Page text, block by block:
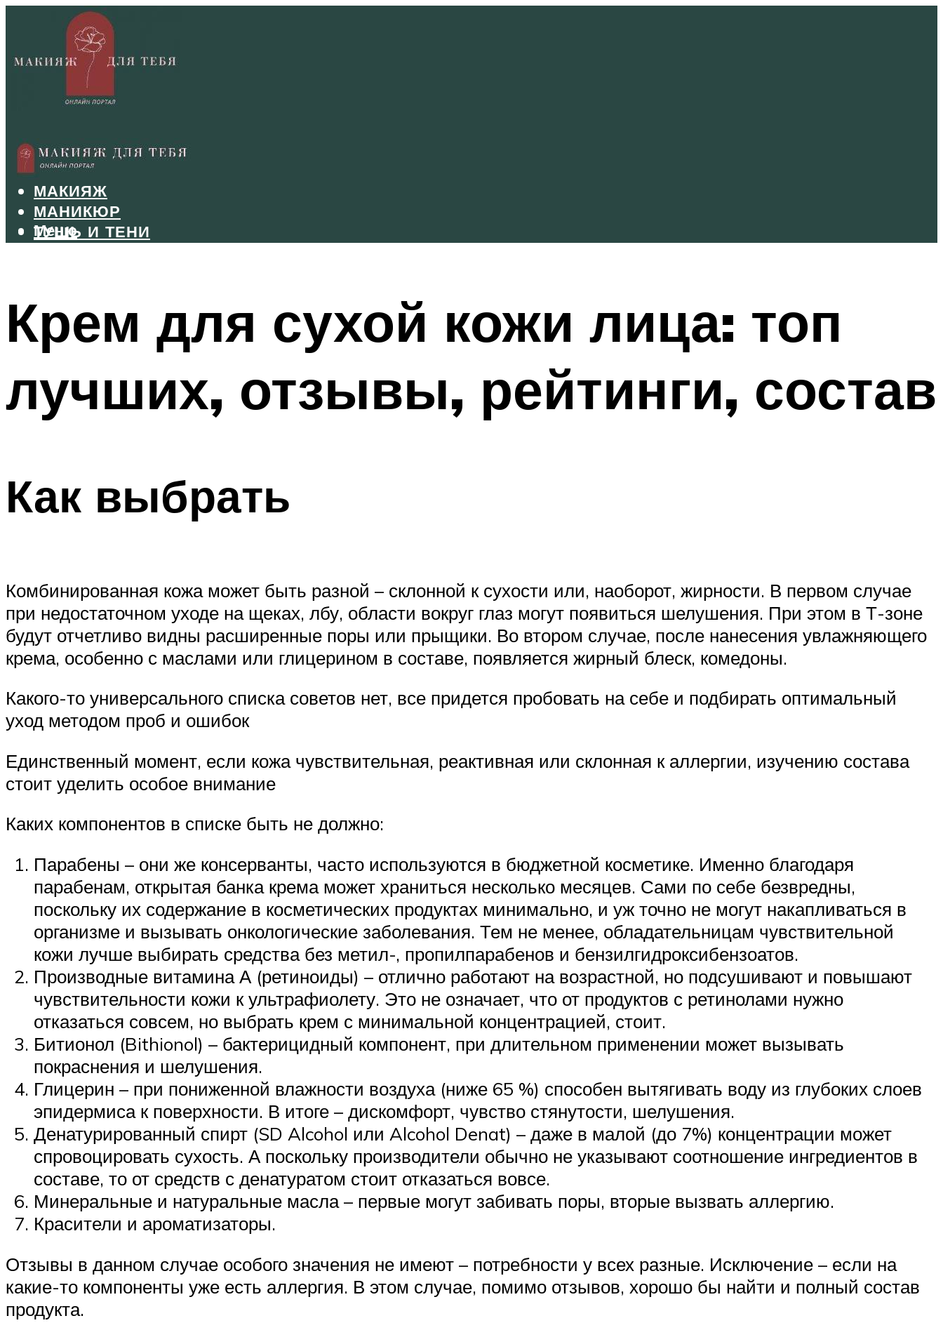
БРОВИ
ВОЛОСЫ
МАКИЯЖ
МАНИКЮР
ТУШЬ И ТЕНИ
Меню
Крем для сухой кожи лица: топ
лучших, отзывы, рейтинги, состав
Как выбрать
Комбинированная кожа может быть разной – склонной к сухости или, наоборот, жирности. В первом случае
при недостаточном уходе на щеках, лбу, области вокруг глаз могут появиться шелушения. При этом в Т-зоне
будут отчетливо видны расширенные поры или прыщики. Во втором случае, после нанесения увлажняющего
крема, особенно с маслами или глицерином в составе, появляется жирный блеск, комедоны.
Какого-то универсального списка советов нет, все придется пробовать на себе и подбирать оптимальный
уход методом проб и ошибок
Единственный момент, если кожа чувствительная, реактивная или склонная к аллергии, изучению состава
стоит уделить особое внимание
Каких компонентов в списке быть не должно:
Парабены – они же консерванты, часто используются в бюджетной косметике. Именно благодаря
парабенам, открытая банка крема может храниться несколько месяцев. Сами по себе безвредны,
поскольку их содержание в косметических продуктах минимально, и уж точно не могут накапливаться в
организме и вызывать онкологические заболевания. Тем не менее, обладательницам чувствительной
кожи лучше выбирать средства без метил-, пропилпарабенов и бензилгидроксибензоатов.
Производные витамина А (ретиноиды) – отлично работают на возрастной, но подсушивают и повышают
чувствительности кожи к ультрафиолету. Это не означает, что от продуктов с ретинолами нужно
отказаться совсем, но выбрать крем с минимальной концентрацией, стоит.
Битионол (Bithionol) – бактерицидный компонент, при длительном применении может вызывать
покраснения и шелушения.
Глицерин – при пониженной влажности воздуха (ниже 65 %) способен вытягивать воду из глубоких слоев
эпидермиса к поверхности. В итоге – дискомфорт, чувство стянутости, шелушения.
Денатурированный спирт (SD Alcohol или Alcohol Denat) – даже в малой (до 7%) концентрации может
спровоцировать сухость. А поскольку производители обычно не указывают соотношение ингредиентов в
составе, то от средств с денатуратом стоит отказаться вовсе.
Минеральные и натуральные масла – первые могут забивать поры, вторые вызвать аллергию.
Красители и ароматизаторы.
Отзывы в данном случае особого значения не имеют – потребности у всех разные. Исключение – если на
какие-то компоненты уже есть аллергия. В этом случае, помимо отзывов, хорошо бы найти и полный состав
продукта.